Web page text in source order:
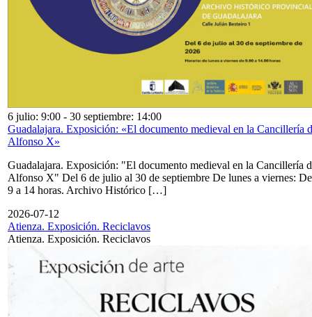
6 julio: 9:00 - 30 septiembre: 14:00
Guadalajara. Exposición: «El documento medieval en la Cancillería
Alfonso X»
Guadalajara. Exposición: "El documento medieval en la Cancillería
Alfonso X" Del 6 de julio al 30 de septiembre De lunes a viernes: De
9 a 14 horas. Archivo Histórico […]
2026-07-12
Atienza. Exposición. Reciclavos
Atienza. Exposición. Reciclavos